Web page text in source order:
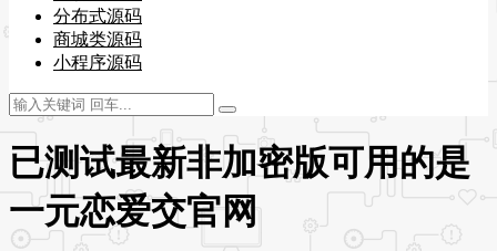
分布式源码
商城类源码
小程序源码
已测试最新非加密版可用的是
一元恋爱交官网